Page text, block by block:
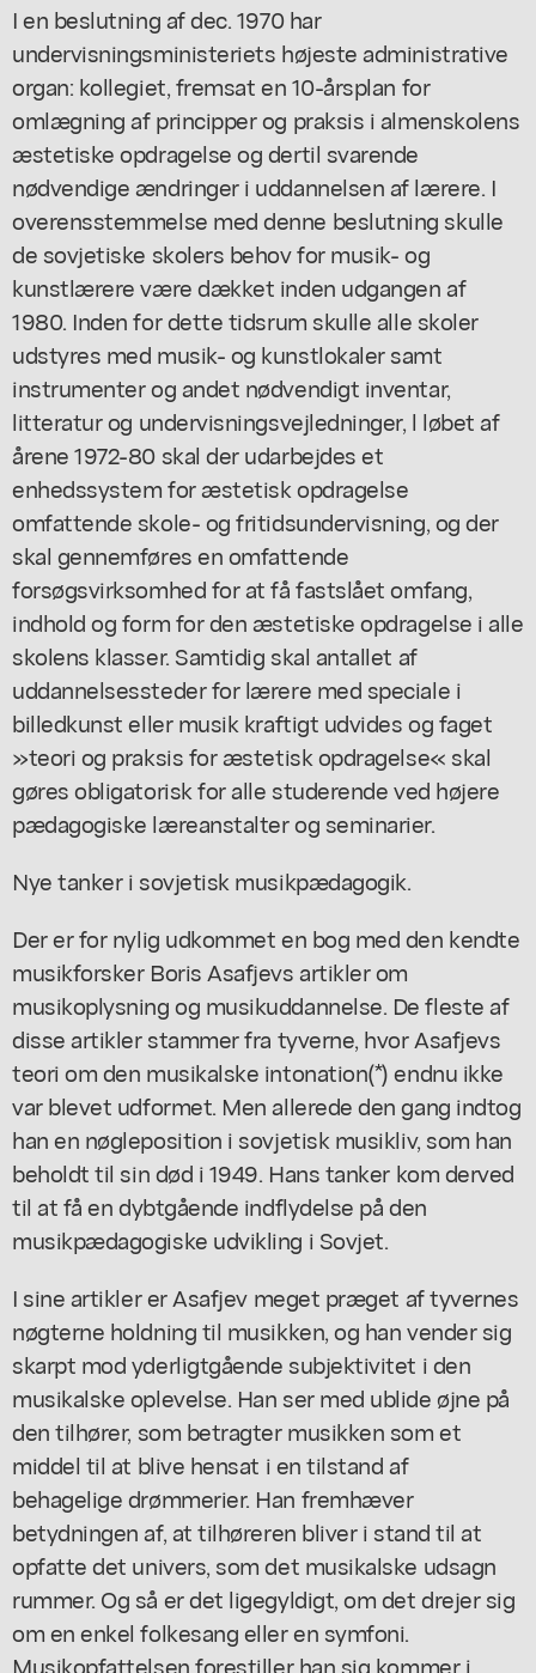
I en beslutning af dec. 1970 har
undervisningsministeriets højeste administrative
organ: kollegiet, fremsat en 10-årsplan for
omlægning af principper og praksis i almenskolens
æstetiske opdragelse og dertil svarende
nødvendige ændringer i uddannelsen af lærere. I
overensstemmelse med denne beslutning skulle
de sovjetiske skolers behov for musik- og
kunstlærere være dækket inden udgangen af
1980. Inden for dette tidsrum skulle alle skoler
udstyres med musik- og kunstlokaler samt
instrumenter og andet nødvendigt inventar,
litteratur og undervisningsvejledninger, l løbet af
årene 1972-80 skal der udarbejdes et
enhedssystem for æstetisk opdragelse
omfattende skole- og fritidsundervisning, og der
skal gennemføres en omfattende
forsøgsvirksomhed for at få fastslået omfang,
indhold og form for den æstetiske opdragelse i alle
skolens klasser. Samtidig skal antallet af
uddannelsessteder for lærere med speciale i
billedkunst eller musik kraftigt udvides og faget
»teori og praksis for æstetisk opdragelse« skal
gøres obligatorisk for alle studerende ved højere
pædagogiske læreanstalter og seminarier.
Nye tanker i sovjetisk musikpædagogik.
Der er for nylig udkommet en bog med den kendte
musikforsker Boris Asafjevs artikler om
musikoplysning og musikuddannelse. De fleste af
disse artikler stammer fra tyverne, hvor Asafjevs
teori om den musikalske intonation(*) endnu ikke
var blevet udformet. Men allerede den gang indtog
han en nøgleposition i sovjetisk musikliv, som han
beholdt til sin død i 1949. Hans tanker kom derved
til at få en dybtgående indflydelse på den
musikpædagogiske udvikling i Sovjet.
I sine artikler er Asafjev meget præget af tyvernes
nøgterne holdning til musikken, og han vender sig
skarpt mod yderligtgående subjektivitet i den
musikalske oplevelse. Han ser med ublide øjne på
den tilhører, som betragter musikken som et
middel til at blive hensat i en tilstand af
behagelige drømmerier. Han fremhæver
betydningen af, at tilhøreren bliver i stand til at
opfatte det univers, som det musikalske udsagn
rummer. Og så er det ligegyldigt, om det drejer sig
om en enkel folkesang eller en symfoni.
Musikopfattelsen forestiller han sig kommer i